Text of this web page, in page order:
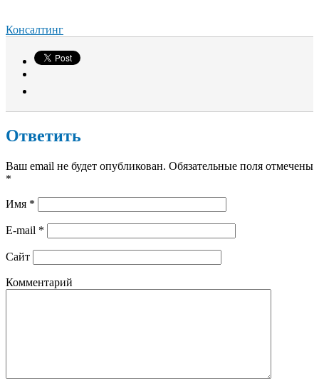
Консалтинг
Ответить
Ваш email не будет опубликован. Обязательные поля отмечены
*
Имя *
E-mail *
Сайт
Комментарий